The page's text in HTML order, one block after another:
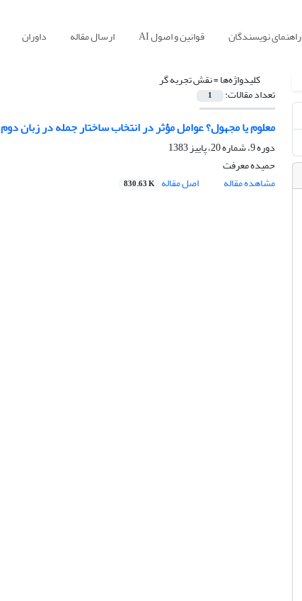
راهنمای نویسندگان قوانین و اصول AI ارسال مقاله داوران
کلیدواژه‌ها =نقش تجربه گر
تعداد مقالات: 1
معلوم یا مجهول؟ عوامل مؤثر در انتخاب ساختار جمله در زبان دوم
دوره 9، شماره 20، پاییز 1383
حمیده معرفت
مشاهده مقاله
اصل مقاله 830.63 K